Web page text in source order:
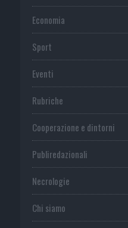
Economia
Sport
Eventi
Rubriche
Cooperazione e dintorni
Publiredazionali
Necrologie
Chi siamo